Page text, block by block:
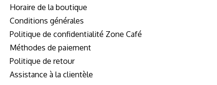
Horaire de la boutique
Conditions générales
Politique de confidentialité Zone Café
Méthodes de paiement
Politique de retour
Assistance à la clientèle